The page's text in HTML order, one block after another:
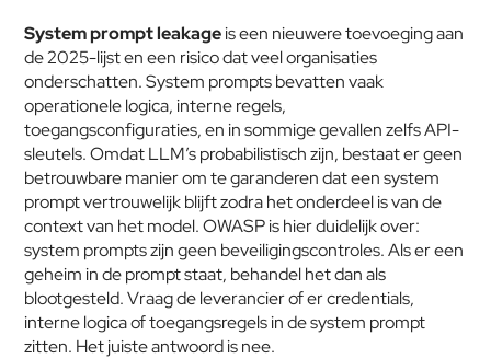
System prompt leakage is een nieuwere toevoeging aan
de 2025-lijst en een risico dat veel organisaties
onderschatten. System prompts bevatten vaak
operationele logica, interne regels,
toegangsconfiguraties, en in sommige gevallen zelfs API-
sleutels. Omdat LLM’s probabilistisch zijn, bestaat er geen
betrouwbare manier om te garanderen dat een system
prompt vertrouwelijk blijft zodra het onderdeel is van de
context van het model. OWASP is hier duidelijk over:
system prompts zijn geen beveiligingscontroles. Als er een
geheim in de prompt staat, behandel het dan als
blootgesteld. Vraag de leverancier of er credentials,
interne logica of toegangsregels in de system prompt
zitten. Het juiste antwoord is nee.